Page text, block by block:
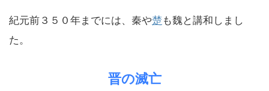
紀元前３５０年までには、秦や楚 も魏と講和しまし
た。
晋の滅亡